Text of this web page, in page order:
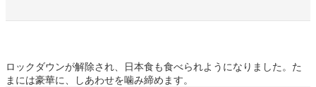
ロックダウンが解除され、日本食も食べられようになりました。た
まには豪華に、しあわせを噛み締めます。